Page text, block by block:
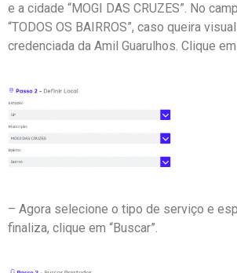
e a cidade “MOGI DAS CRUZES”. No
“TODOS OS BAIRROS”, caso queira
credenciada da Amil Guarulhos. Clique em
– Agora selecione o tipo de serviço e
finaliza, clique em “Buscar”.